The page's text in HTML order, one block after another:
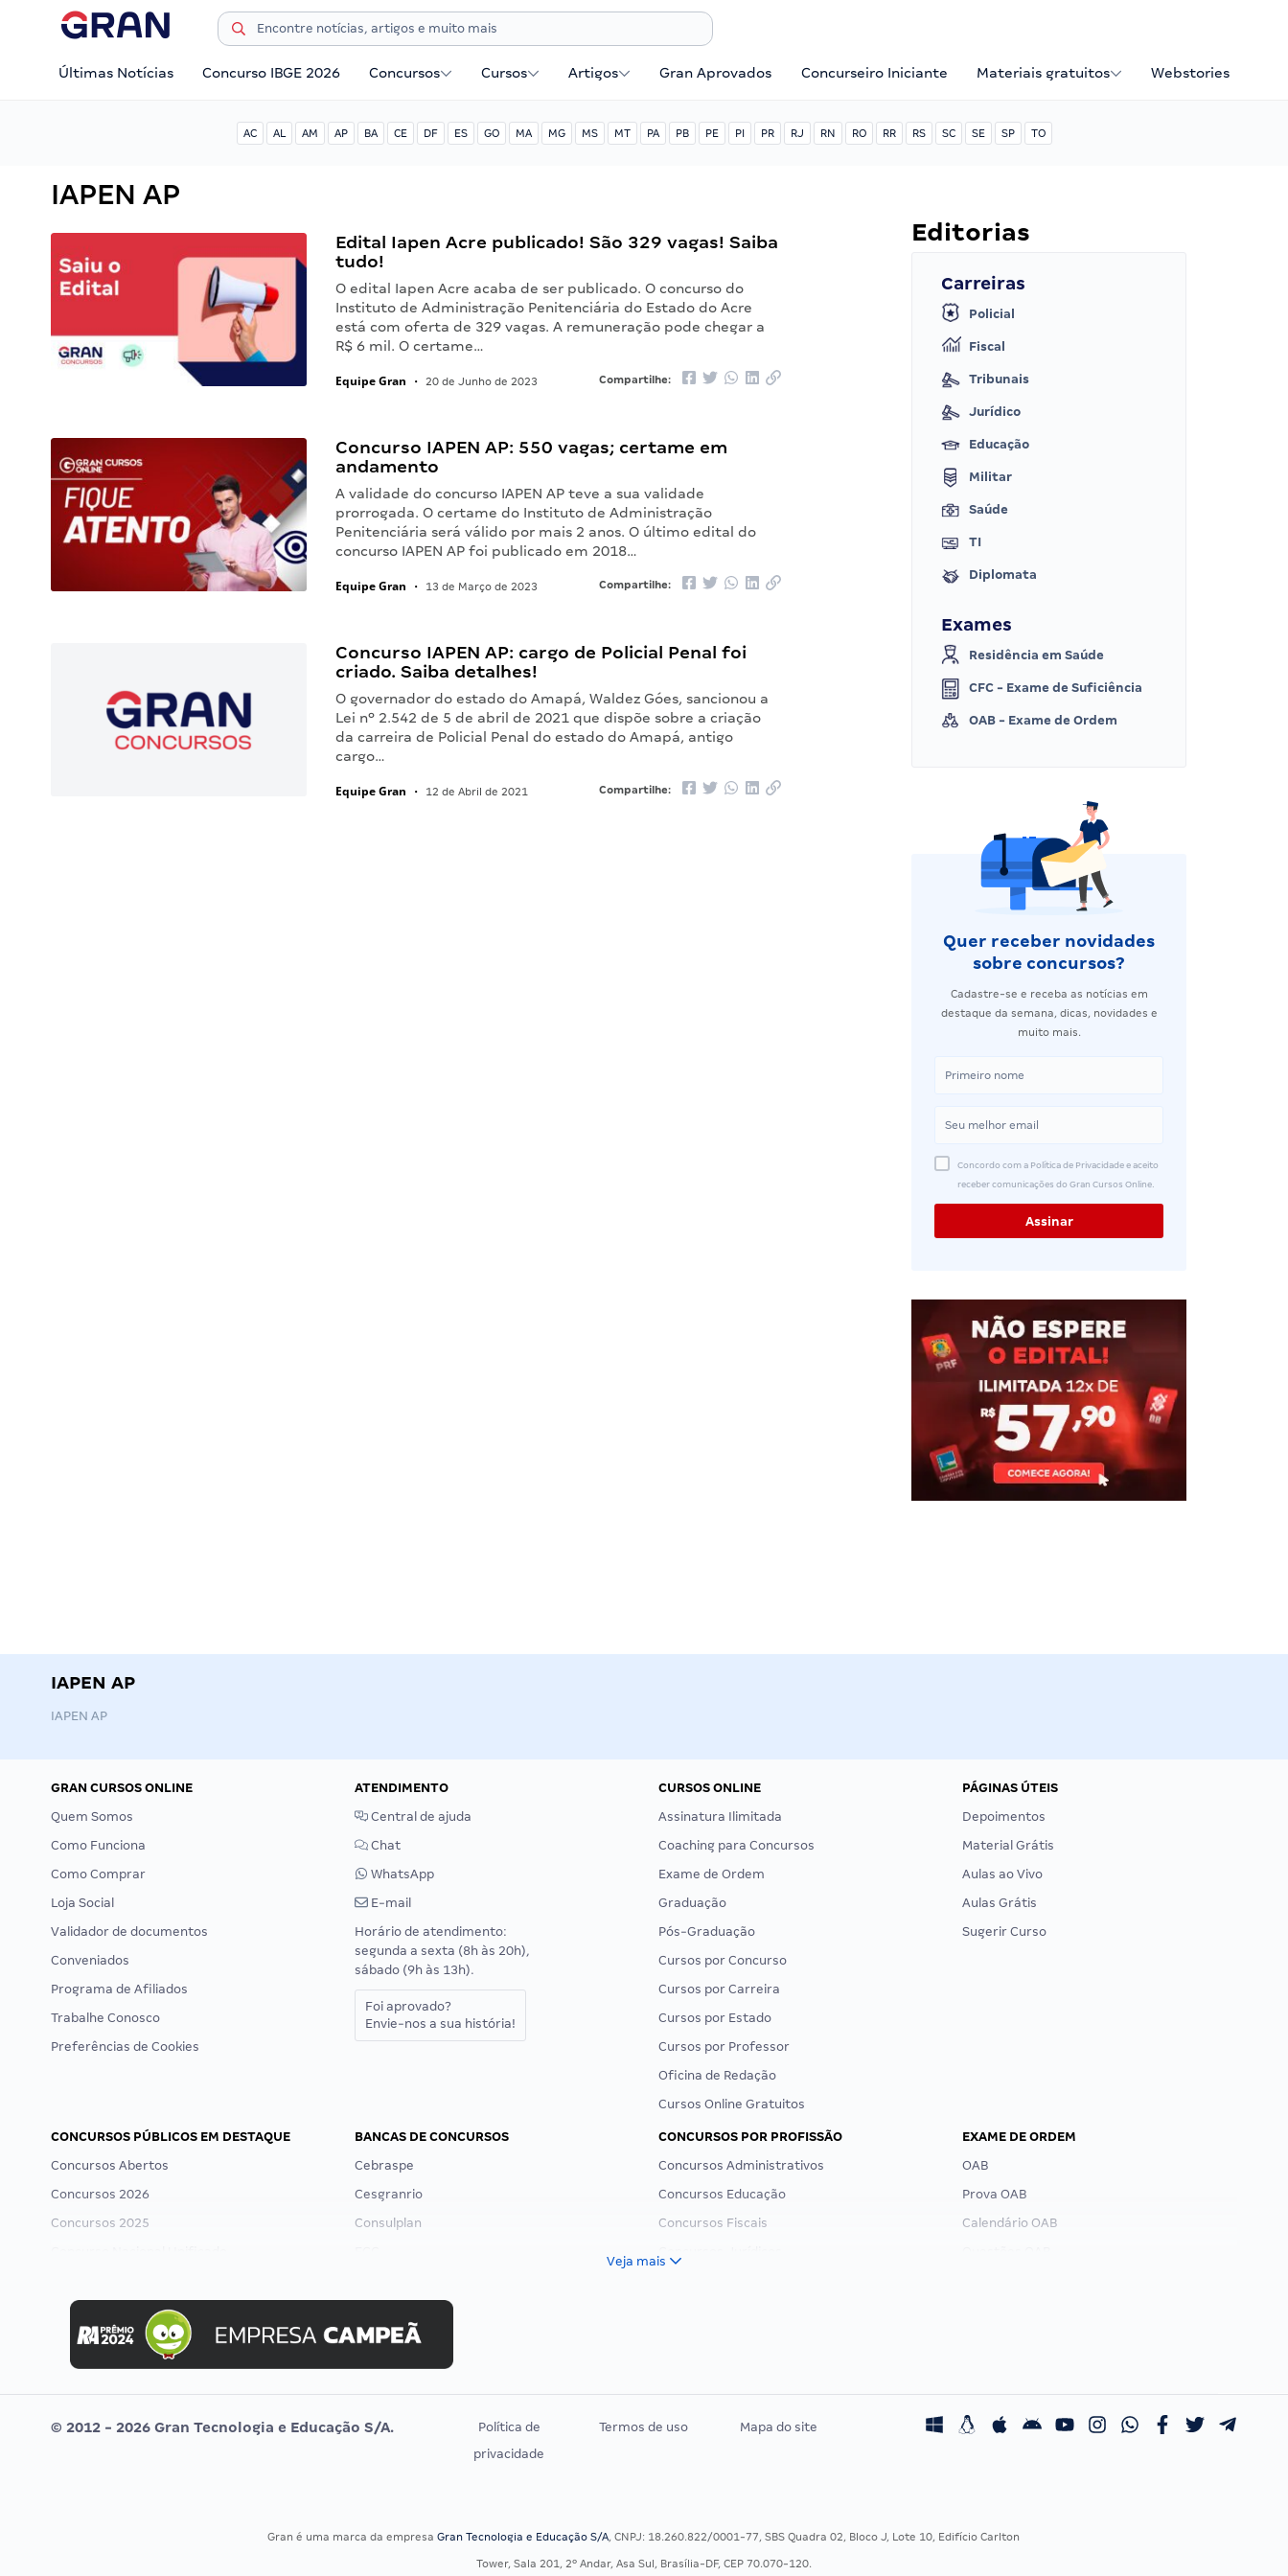
Últimas Notícias Concurso IBGE 2026 Concursos Cursos Artigos Gran Aprovados Concurseiro Iniciante Materiais gratuitos Webstories
AC AL AM AP BA CE DF ES GO MA MG MS MT PA PB PE PI PR RJ RN RO RR RS SC SE SP TO
IAPEN AP
Edital Iapen Acre publicado! São 329 vagas! Saiba
tudo!
O edital Iapen Acre acaba de ser publicado. O concurso do
Instituto de Administração Penitenciária do Estado do Acre
está com oferta de 329 vagas. A remuneração pode chegar a
R$ 6 mil. O certame…
Equipe Gran • 20 de Junho de 2023 Compartilhe:
Concurso IAPEN AP: 550 vagas; certame em
andamento
A validade do concurso IAPEN AP teve a sua validade
prorrogada. O certame do Instituto de Administração
Penitenciária será válido por mais 2 anos. O último edital do
concurso IAPEN AP foi publicado em 2018…
Equipe Gran • 13 de Março de 2023 Compartilhe:
Concurso IAPEN AP: cargo de Policial Penal foi
criado. Saiba detalhes!
O governador do estado do Amapá, Waldez Góes, sancionou a
Lei nº 2.542 de 5 de abril de 2021 que dispõe sobre a criação
da carreira de Policial Penal do estado do Amapá, antigo
cargo…
Equipe Gran • 12 de Abril de 2021 Compartilhe:
Editorias
Carreiras
Policial
Fiscal
Tribunais
Jurídico
Educação
Militar
Saúde
TI
Diplomata
Exames
Residência em Saúde
CFC - Exame de Suficiência
OAB - Exame de Ordem
Quer receber novidades
sobre concursos?
Cadastre-se e receba as notícias em
destaque da semana, dicas, novidades e
muito mais.
Concordo com a Política de Privacidade e aceito
receber comunicações do Gran Cursos Online.
IAPEN AP
IAPEN AP
GRAN CURSOS ONLINE
Quem Somos
Como Funciona
Como Comprar
Loja Social
Validador de documentos
Conveniados
Programa de Afiliados
Trabalhe Conosco
Preferências de Cookies
ATENDIMENTO
Central de ajuda
Chat
WhatsApp
E-mail
Horário de atendimento:
segunda a sexta (8h às 20h),
sábado (9h às 13h).
Foi aprovado?
Envie-nos a sua história!
CURSOS ONLINE
Assinatura Ilimitada
Coaching para Concursos
Exame de Ordem
Graduação
Pós-Graduação
Cursos por Concurso
Cursos por Carreira
Cursos por Estado
Cursos por Professor
Oficina de Redação
Cursos Online Gratuitos
PÁGINAS ÚTEIS
Depoimentos
Material Grátis
Aulas ao Vivo
Aulas Grátis
Sugerir Curso
CONCURSOS PÚBLICOS EM DESTAQUE
Concursos Abertos
Concursos 2026
Concursos 2025
Concurso MPU
Editais publicados
BANCAS DE CONCURSOS
Cebraspe
Cesgranrio
Consulplan
Selecon
Uniase
Vunesp
CONCURSOS POR PROFISSÃO
Concursos Administrativos
Concursos Educação
Concursos Fiscais
Residência Multiprofissional
EXAME DE ORDEM
OAB
Prova OAB
Calendário OAB
Veja mais
© 2012 - 2026 Gran Tecnologia e Educação S/A.
Política de
privacidade
Termos de uso Mapa do site
Gran é uma marca da empresaGran Tecnologia e Educação S/A, CNPJ: 18.260.822/0001-77, SBS Quadra 02, Bloco J, Lote 10, Edifício Carlton
Tower, Sala 201, 2º Andar, Asa Sul, Brasília-DF, CEP 70.070-120.